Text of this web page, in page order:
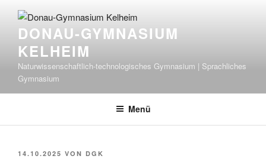
Inhalt
springenDONAU-GYMNASIUM
KELHEIM
Naturwissenschaftlich-technologisches Gymnasium | Sprachliches
Gymnasium
Menü
VERÖFFENTLICHT
14.10.2025 VON DGK